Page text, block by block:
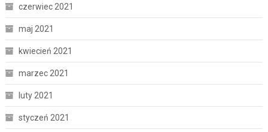
czerwiec 2021
maj 2021
kwiecień 2021
marzec 2021
luty 2021
styczeń 2021